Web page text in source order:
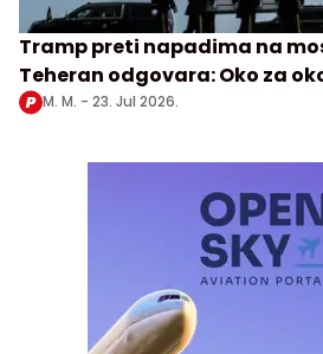
Tramp preti napadima na
Teheran odgovara: Oko za
M. M. - 23. Jul 2026.